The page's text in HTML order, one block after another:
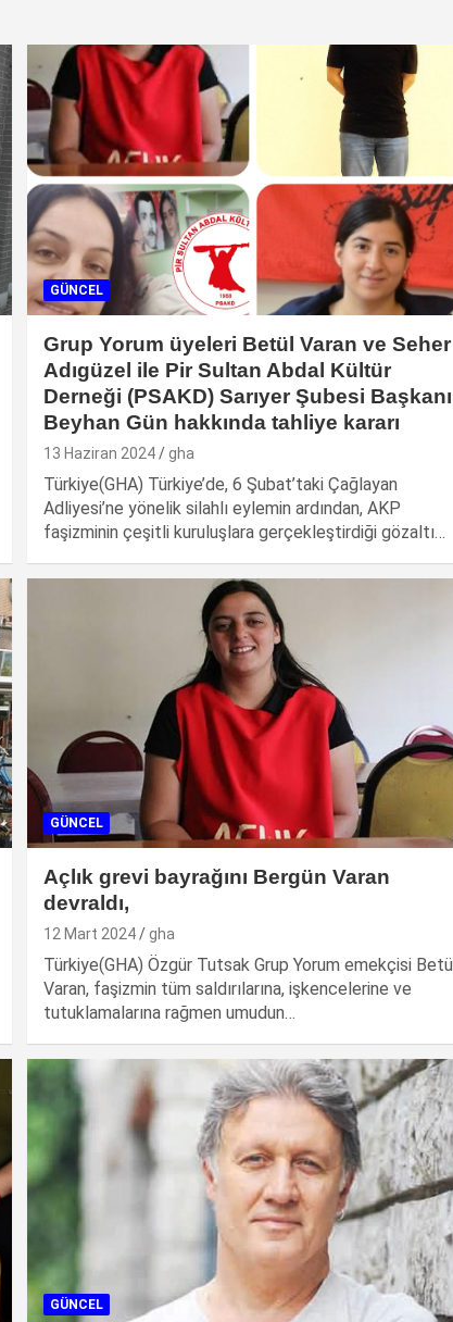
GÜNCEL
Grup Yorum üyeleri Betül Varan ve Seher
Adıgüzel ile Pir Sultan Abdal Kültür
Derneği (PSAKD) Sarıyer Şubesi Başkanı
Beyhan Gün hakkında tahliye kararı
13 Haziran 2024 gha
Türkiye(GHA) Türkiye’de, 6 Şubat’taki Çağlayan
Adliyesi’ne yönelik silahlı eylemin ardından, AKP
faşizminin çeşitli kuruluşlara gerçekleştirdiği gözaltı…
GÜNCEL
Açlık grevi bayrağını Bergün Varan
devraldı,
12 Mart 2024 gha
Türkiye(GHA) Özgür Tutsak Grup Yorum emekçisi Betül
Varan, faşizmin tüm saldırılarına, işkencelerine ve
tutuklamalarına rağmen umudun…
GÜNCEL